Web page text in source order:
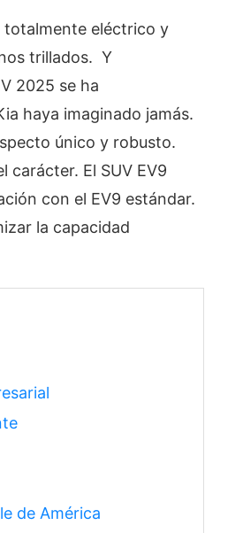
totalmente eléctrico y
trillados. Y
2025 se ha
haya imaginado jamás.
único y robusto.
carácter. El SUV EV9
con el EV9 estándar.
la capacidad
de América